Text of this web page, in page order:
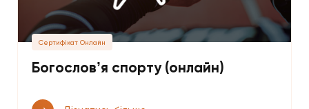
Сертифікат Онлайн
Богословʼя спорту (онлайн)